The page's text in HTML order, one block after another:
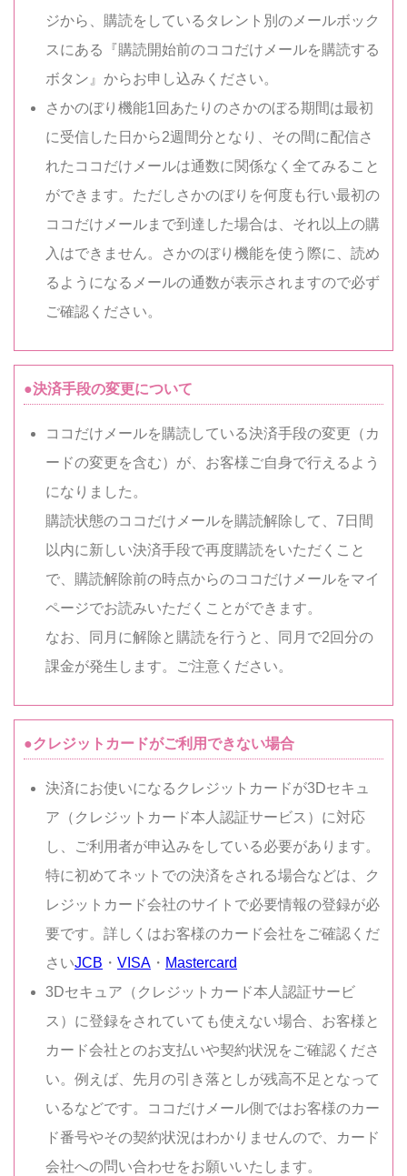
ジから、購読をしているタレント別のメールボック
スにある『購読開始前のココだけメールを購読する
ボタン』からお申し込みください。
さかのぼり機能1回あたりのさかのぼる期間は最初
に受信した日から2週間分となり、その間に配信さ
れたココだけメールは通数に関係なく全てみること
ができます。ただしさかのぼりを何度も行い最初の
ココだけメールまで到達した場合は、それ以上の購
入はできません。さかのぼり機能を使う際に、読め
るようになるメールの通数が表示されますので必ず
ご確認ください。
●決済手段の変更について
ココだけメールを購読している決済手段の変更（カ
ードの変更を含む）が、お客様ご自身で行えるよう
になりました。
購読状態のココだけメールを購読解除して、7日間
以内に新しい決済手段で再度購読をいただくこと
で、購読解除前の時点からのココだけメールをマイ
ページでお読みいただくことができます。
なお、同月に解除と購読を行うと、同月で2回分の
課金が発生します。ご注意ください。
●クレジットカードがご利用できない場合
決済にお使いになるクレジットカードが3Dセキュ
ア（クレジットカード本人認証サービス）に対応
し、ご利用者が申込みをしている必要があります。
特に初めてネットでの決済をされる場合などは、ク
レジットカード会社のサイトで必要情報の登録が必
要です。詳しくはお客様のカード会社をご確認くだ
さいJCB ・ VISA ・ Mastercard
3Dセキュア（クレジットカード本人認証サービ
ス）に登録をされていても使えない場合、お客様と
カード会社とのお支払いや契約状況をご確認くださ
い。例えば、先月の引き落としが残高不足となって
いるなどです。ココだけメール側ではお客様のカー
ド番号やその契約状況はわかりませんので、カード
会社への問い合わせをお願いいたします。